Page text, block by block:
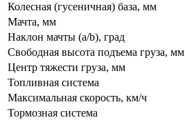
Колесная (гусеничная) база, мм
Мачта, мм
Наклон мачты (a/b), град
Свободная высота подъема груза, мм
Центр тяжести груза, мм
Топливная система
Максимальная скорость, км/ч
Тормозная система